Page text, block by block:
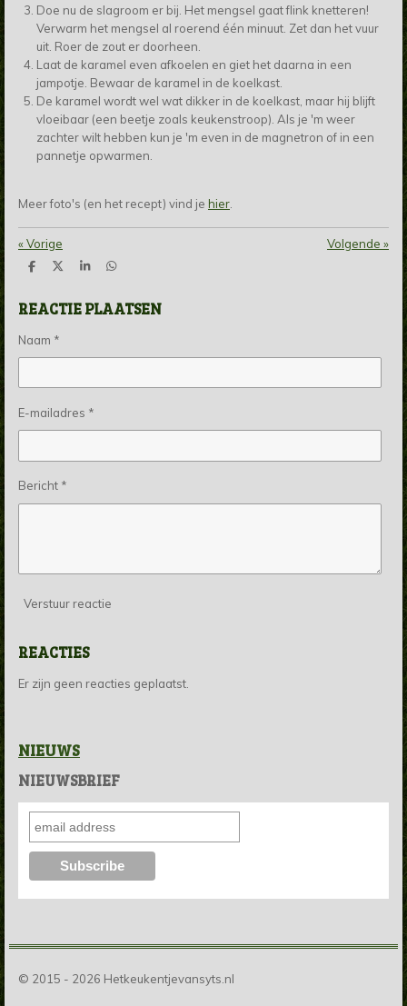
Doe nu de slagroom er bij. Het mengsel gaat flink knetteren!
Verwarm het mengsel al roerend één minuut. Zet dan het vuur
uit. Roer de zout er doorheen.
Laat de karamel even afkoelen en giet het daarna in een
jampotje. Bewaar de karamel in de koelkast.
De karamel wordt wel wat dikker in de koelkast, maar hij blijft
vloeibaar (een beetje zoals keukenstroop). Als je 'm weer
zachter wilt hebben kun je 'm even in de magnetron of in een
pannetje opwarmen.
Meer foto's (en het recept) vind je hier
«Vorige Volgende »
D
e
n
D
l
S
r
e
D
e
n
REACTIE PLAATSEN
Naam *
E-mailadres *
Bericht *
Verstuur reactie
REACTIES
Er zijn geen reacties geplaatst.
NIEUWS
NIEUWSBRIEF
© 2015 - 2026 Hetkeukentjevansyts.nl